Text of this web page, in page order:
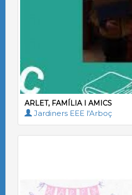
ARLET, FAMÍLIA I AMICS
Jardiners EEE l'Arboç